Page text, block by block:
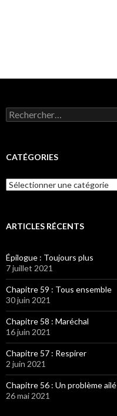
Rechercher :
CATÉGORIES
Catégories
ARTICLES RÉCENTS
Épilogue : Toujours plus
7 juillet 2021
Chapitre 59 : Tous ensemble
30 juin 2021
Chapitre 58 : Maréchal
16 juin 2021
Chapitre 57 : Respirer
2 juin 2021
Chapitre 56 : Un problème ailé
26 mai 2021